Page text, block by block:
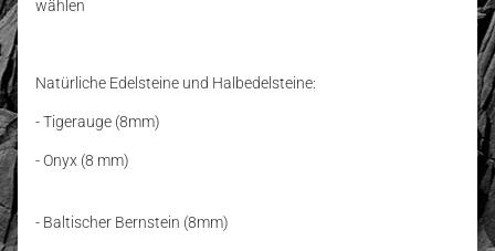
wählen
Natürliche Edelsteine und Halbedelsteine:
- Tigerauge (8mm)
- Onyx (8 mm)
- Baltischer Bernstein (8mm)